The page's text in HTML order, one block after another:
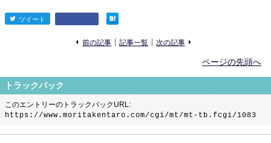
entry1105
ツイート
«
前の記事 記事一覧 次の記事
ページの先頭へ
トラックバック
このエントリーのトラックバックURL:
https://www.moritakentaro.com/cgi/mt/mt-tb.fcgi/1083